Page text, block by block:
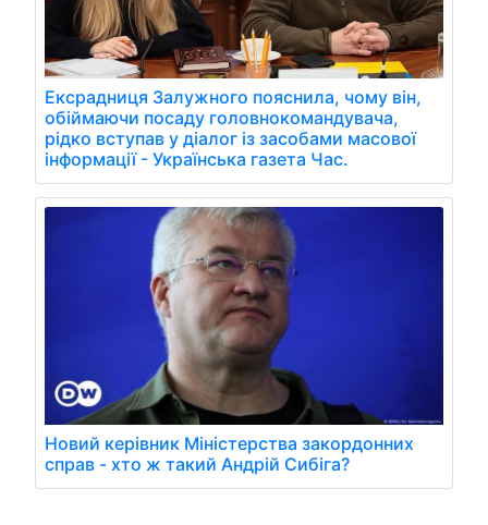
Ексрадниця Залужного пояснила, чому він,
обіймаючи посаду головнокомандувача,
рідко вступав у діалог із засобами масової
інформації - Українська газета Час.
Новий керівник Міністерства закордонних
справ - хто ж такий Андрій Сибіга?